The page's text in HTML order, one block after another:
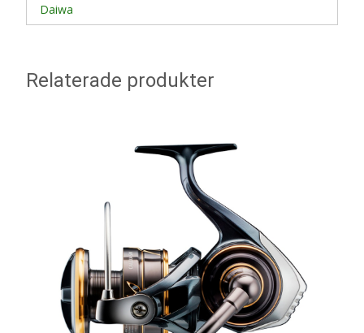
Daiwa
Relaterade produkter